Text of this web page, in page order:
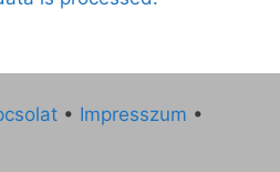
• Impresszum •